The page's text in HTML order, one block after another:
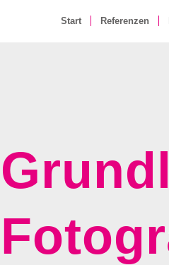
Start Referenzen